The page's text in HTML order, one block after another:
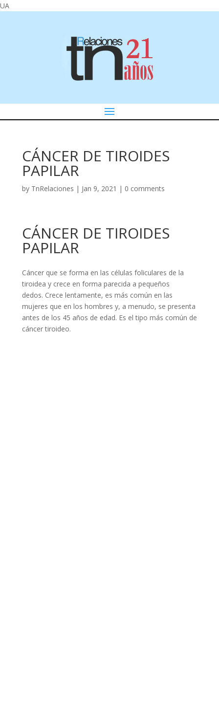
UA
CÁNCER DE TIROIDES
PAPILAR
by TnRelaciones | Jan 9, 2021 | 0 comments
CÁNCER DE TIROIDES
PAPILAR
Cáncer que se forma en las células foliculares de la
tiroidea y crece en forma parecida a pequeños
dedos. Crece lentamente, es más común en las
mujeres que en los hombres y, a menudo, se presenta
antes de los 45 años de edad. Es el tipo más común de
cáncer tiroideo.